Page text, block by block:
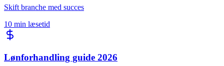
Skift branche med succes
10 min læsetid
Lønforhandling guide 2026